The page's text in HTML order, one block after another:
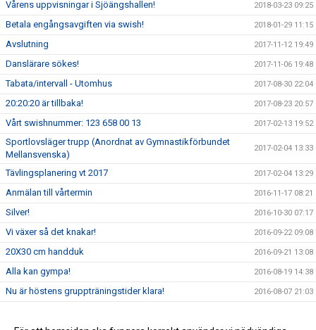
Vårens uppvisningar i Sjöängshallen! 2018-03-23 09:25
Betala engångsavgiften via swish! 2018-01-29 11:15
Avslutning 2017-11-12 19:49
Danslärare sökes! 2017-11-06 19:48
Tabata/intervall - Utomhus 2017-08-30 22:04
20:20:20 är tillbaka! 2017-08-23 20:57
Vårt swishnummer: 123 658 00 13 2017-02-13 19:52
Sportlovsläger trupp (Anordnat av Gymnastikförbundet
Mellansvenska)
2017-02-04 13:33
Tävlingsplanering vt 2017 2017-02-04 13:29
Anmälan till vårtermin 2016-11-17 08:21
Silver! 2016-10-30 07:17
Vi växer så det knakar! 2016-09-22 09:08
20X30 cm handduk 2016-09-21 13:08
Alla kan gympa! 2016-08-19 14:38
Nu är höstens gruppträningstider klara! 2016-08-07 21:03